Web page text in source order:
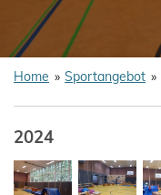
Home » Sportangebot »
2024